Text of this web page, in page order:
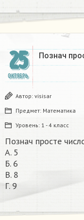
25
ОКТЯБРЬ
Познач
Автор: visisar
Предмет: Математика
Уровень: 1 - 4 класс
Познач просте
А. 5
Б. 6
В. 8
Г. 9